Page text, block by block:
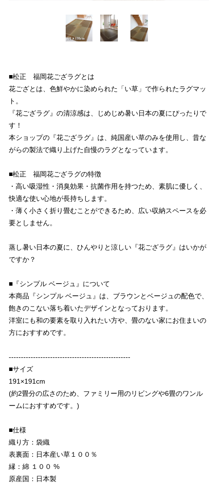
■松正 福岡花ござラグとは
花ござとは、色鮮やかに染められた「い草」で作られたラグマッ
ト。
『花ござラグ』の清涼感は、じめじめ暑い日本の夏にぴったりで
す！
本ショップの『花ござラグ』は、純国産い草のみを使用し、昔な
がらの製法で織り上げた自慢のラグとなっています。
■松正 福岡花ござラグの特徴
・高い吸湿性・消臭効果・抗菌作用を持つため、素肌に優しく、
快適な使い心地が長持ちします。
・薄く小さく折り畳むことができるため、広い収納スペースを必
要としません。
蒸し暑い日本の夏に、ひんやりと涼しい『花ござラグ』はいかが
ですか？
■『シンプル ベージュ』について
本商品『シンプル ベージュ』は、ブラウンとベージュの配色で、
飽きのこない落ち着いたデザインとなっております。
洋室にも和の要素を取り入れたい方や、畳のない家にお住まいの
方におすすめです。
--------------------------------------------------
■サイズ
191×191cm
(約2畳分の広さのため、ファミリー用のリビングや6畳のワンル
ームにおすすめです。)
■仕様
織り方：袋織
表裏面：日本産い草１００％
縁：綿 １００ %
原産国：日本製